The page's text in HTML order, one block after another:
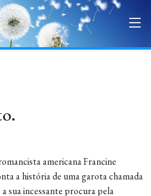
americana Francine
a história de uma garota chamada
sua incessante procura pela